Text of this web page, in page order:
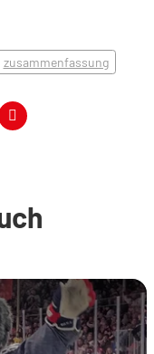
zusammenfassung